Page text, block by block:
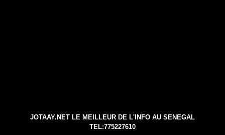
JOTAAY.NET LE MEILLEUR DE L'INFO AU SENEGAL
TEL:775227610